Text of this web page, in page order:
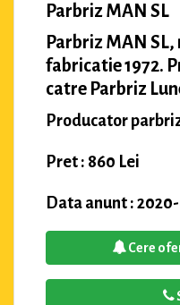
Parbriz MAN SL
Parbriz MAN SL,
fabricatie 1972.
catre Parbriz
Producator parbriz
Pret : 860 Lei
Data anunt :
Cere